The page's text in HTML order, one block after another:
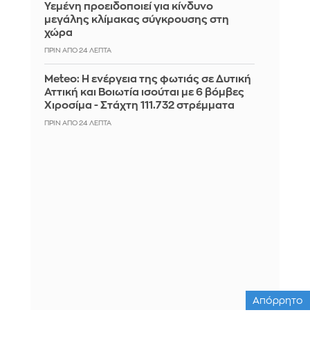
Υεμένη προειδοποιεί για κίνδυνο
μεγάλης κλίμακας σύγκρουσης στη
χώρα
ΠΡΙΝ ΑΠΌ 24 ΛΕΠΤΆ
Meteo: Η ενέργεια της φωτιάς σε Δυτική
Αττική και Βοιωτία ισούται με 6 βόμβες
Χιροσίμα - Στάχτη 111.732 στρέμματα
ΠΡΙΝ ΑΠΌ 24 ΛΕΠΤΆ
Απόρρητο